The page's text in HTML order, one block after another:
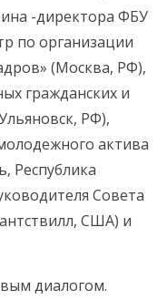
-директора ФБУ
по организации
(Москва, РФ),
гражданских и
РФ),
актива
Республика
Совета
США) и
диалогом.